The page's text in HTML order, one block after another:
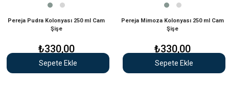
Pereja Pudra Kolonyası 250 ml Cam
Şişe
₺330,00
Sepete Ekle
Pereja Mimoza Kolonyası 250 ml Cam
Şişe
₺330,00
Sepete Ekle